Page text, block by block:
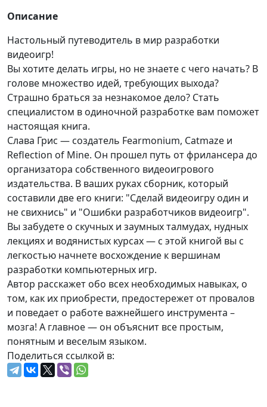
Описание
Настольный путеводитель в мир разработки
видеоигр!
Вы хотите делать игры, но не знаете с чего начать? В
голове множество идей, требующих выхода?
Страшно браться за незнакомое дело? Стать
специалистом в одиночной разработке вам поможет
настоящая книга.
Слава Грис — создатель Fearmonium, Catmaze и
Reflection of Mine. Он прошел путь от фрилансера до
организатора собственного видеоигрового
издательства. В ваших руках сборник, который
составили две его книги: "Сделай видеоигру один и
не свихнись" и "Ошибки разработчиков видеоигр".
Вы забудете о скучных и заумных талмудах, нудных
лекциях и водянистых курсах — с этой книгой вы с
легкостью начнете восхождение к вершинам
разработки компьютерных игр.
Автор расскажет обо всех необходимых навыках, о
том, как их приобрести, предостережет от провалов
и поведает о работе важнейшего инструмента –
мозга! А главное — он объяснит все простым,
понятным и веселым языком.
Поделиться ссылкой в: